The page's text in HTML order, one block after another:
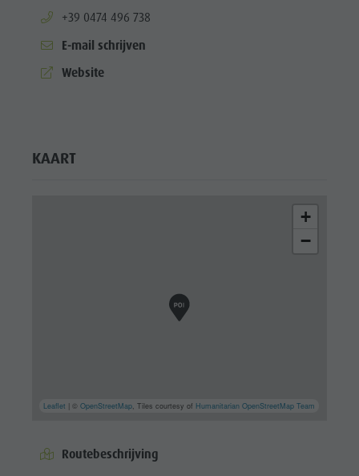
aria.phone:
+39 0474 496 738
E-mail schrijven
aria.website:
Website
KAART
+
−
Leaflet | ©OpenStreetMap, Tiles courtesy of Humanitarian OpenStreetMap Team
Routebeschrijving